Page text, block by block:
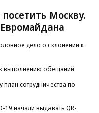
Москву.
дело о склонении к
выполнению обещаний
сотрудничества по
19 начали выдавать QR-